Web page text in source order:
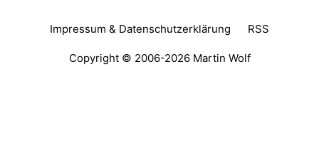
Impressum & Datenschutzerklärung RSS
Copyright © 2006-2026 Martin Wolf